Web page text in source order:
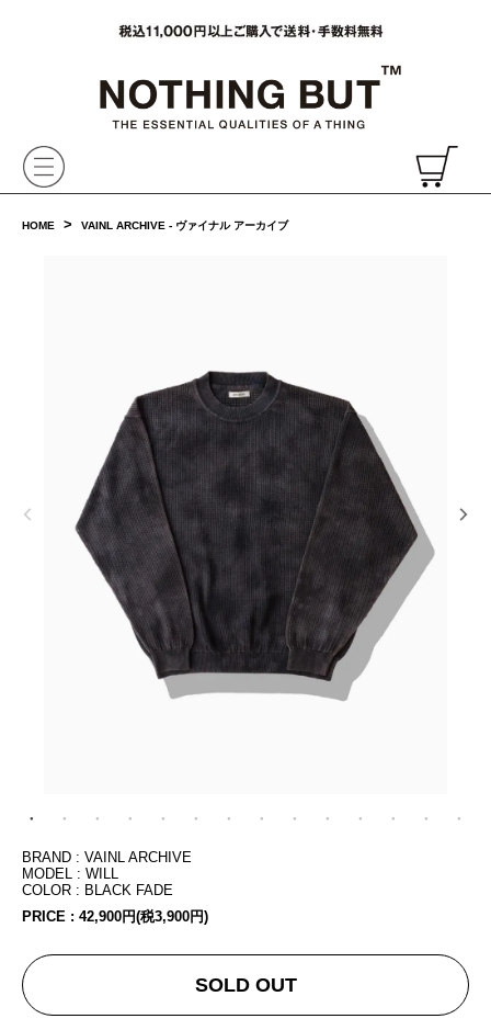
HOME > VAINL ARCHIVE - ヴァイナル アーカイブ
BRAND : VAINL ARCHIVE
MODEL : WILL
COLOR : BLACK FADE
PRICE : 42,900円(税3,900円)
SOLD OUT